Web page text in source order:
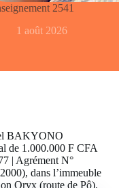
2541
1 août 2026
BAKYONO
de 1.000.000 F CFA
| Agrément N°
dans l’immeuble
Oryx (route de Pô).